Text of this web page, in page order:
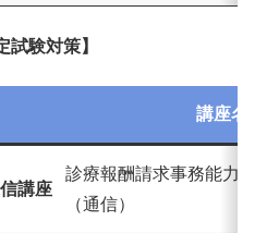
試験対策】
講座名
講座
診療報酬請求事務能力
（通信）